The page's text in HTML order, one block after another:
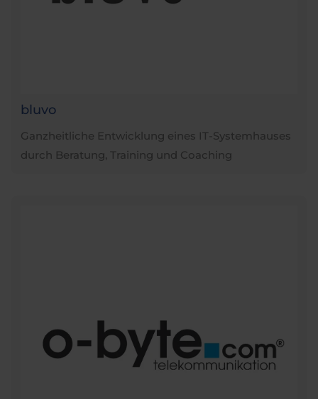
bluvo
Ganzheitliche Entwicklung eines IT-Systemhauses
durch Beratung, Training und Coaching